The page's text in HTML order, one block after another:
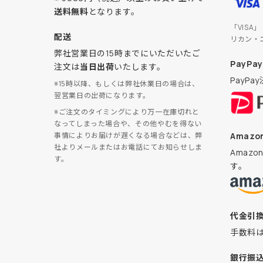
送料無料となります。
配送
弊社営業日の15時までにいただいたご
注文は当日出荷いたします。
※15時以降、もしくは弊社休業日の場合は、
翌営業日の出荷になります。
※ご注文のタイミングにより万一在庫切れと
なってしまった場合や、その他やむを得ない
事情によりお届けが遅くなる場合などは、弊
社よりメールまたはお電話にてお知らせしま
す。
「VISA
リカン
PayPay
PayPay
す。
代金引
手数料
銀行振